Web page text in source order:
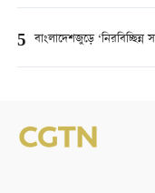
5 বাংলাদেশজুড়ে